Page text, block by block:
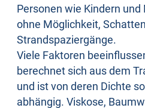
Personen wie Kindern
ohne Möglichkeit,
Strandspaziergänge.
Viele Faktoren
berechnet sich aus dem
und ist von deren Dichte
abhängig. Viskose,